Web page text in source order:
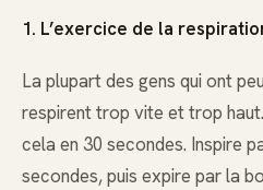
1. L’exercice de la
La plupart des gens qui ont
respirent trop vite et trop
cela en 30 secondes. Inspire
secondes, puis expire par la